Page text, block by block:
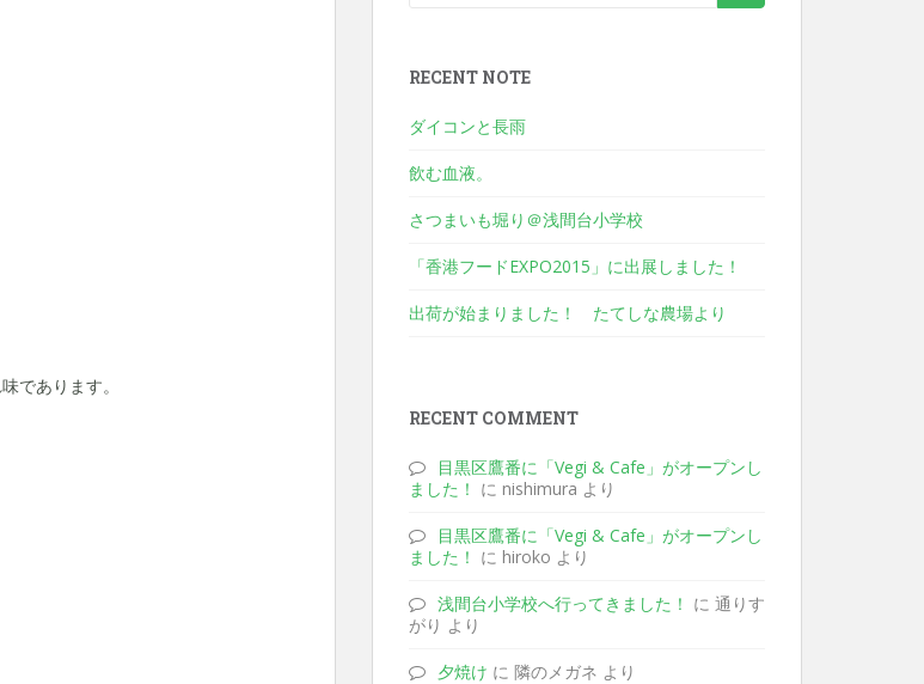
であります。
RECENT NOTE
ダイコンと長雨
飲む血液。
さつまいも堀り＠浅間台小学校
「香港フードEXPO2015」に出展しました！
出荷が始まりました！ たてしな農場より
RECENT COMMENT
目黒区鷹番に「Vegi & Cafe」がオープンし
ました！ に nishimura より
目黒区鷹番に「Vegi & Cafe」がオープンし
ました！ に hiroko より
浅間台小学校へ行ってきました！ に 通りす
がり より
夕焼け に 隣のメガネ より